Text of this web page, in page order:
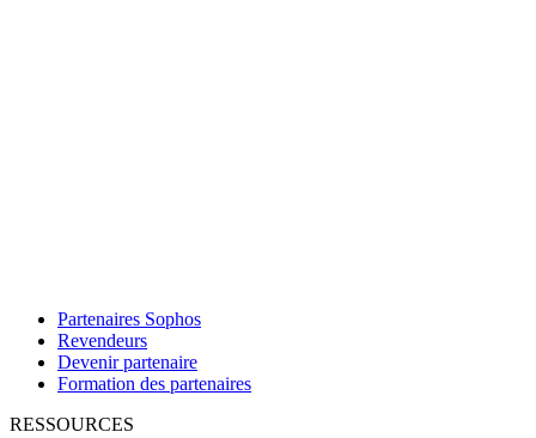
Partenaires Sophos
Revendeurs
Devenir partenaire
Formation des partenaires
RESSOURCES